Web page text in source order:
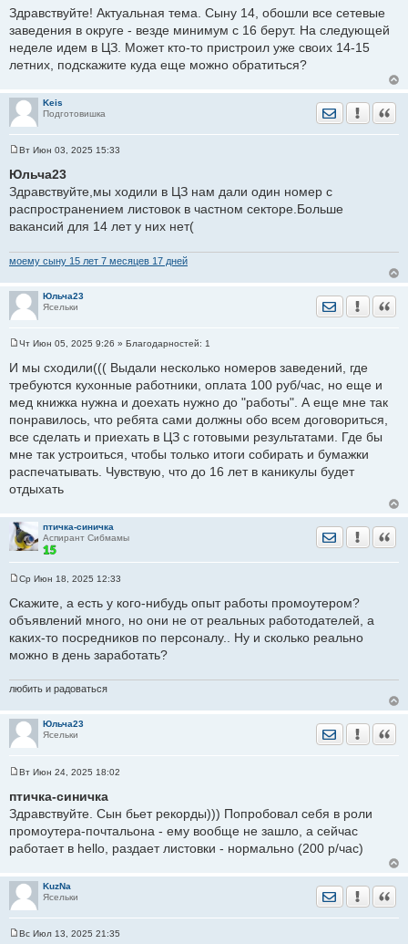
о
б
е
н
Здравствуйте! Актуальная тема. Сыну 14, обошли все сетевые
заведения в округе - везде минимум с 16 берут. На следующей
неделе идем в ЦЗ. Может кто-то пристроил уже своих 14-15
летних, подскажите куда еще можно обратиться?
Keis
Подготовишка
Отправить
о
о
б
щ
е
н
Вт Июн 03, 2025 15:33
Юльча23
Здравствуйте,мы ходили в ЦЗ нам дали один номер с
распространением листовок в частном секторе.Больше
вакансий для 14 лет у них нет(
моему сыну 15 лет 7 месяцев 17 дней
Юльча23
Ясельки
Отправить
о
б
е
н
е
Чт Июн 05, 2025 9:26 » Благодарностей: 1
И мы сходили((( Выдали несколько номеров заведений, где
требуются кухонные работники, оплата 100 руб/час, но еще и
мед книжка нужна и доехать нужно до "работы". А еще мне так
понравилось, что ребята сами должны обо всем договориться,
все сделать и приехать в ЦЗ с готовыми результатами. Где бы
мне так устроиться, чтобы только итоги собирать и бумажки
распечатывать. Чувствую, что до 16 лет в каникулы будет
отдыхать
птичка-синичка
Аспирант Сибмамы
Отправить
о
б
е
н
Ср Июн 18, 2025 12:33
Скажите, а есть у кого-нибудь опыт работы промоутером?
объявлений много, но они не от реальных работодателей, а
каких-то посредников по персоналу.. Ну и сколько реально
можно в день заработать?
любить и радоваться
Юльча23
Ясельки
Отправить
о
б
щ
е
н
Вт Июн 24, 2025 18:02
птичка-синичка
Здравствуйте. Сын бьет рекорды))) Попробовал себя в роли
промоутера-почтальона - ему вообще не зашло, а сейчас
работает в hello, раздает листовки - нормально (200 р/час)
KuzNa
Ясельки
Отправить
Вс Июл 13, 2025 21:35